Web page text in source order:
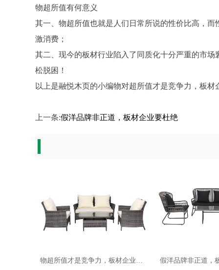
物超所值有何意义
其一、物超所值也就是人们日常所说的性价比高，
激消费；
其二、现今的板材行业陷入了同质化十分严重的市
松脱困！
以上是融悦木页的小编物对超所值才是竞争力，板
上一条:假洋品牌非正道，板材企业要杜绝
物超所值才是竞争力，板材企业岂可放过 假洋品牌非正道，